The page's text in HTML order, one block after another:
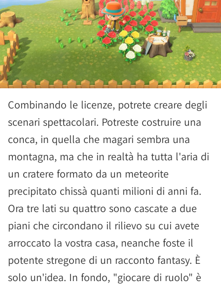
Combinando le licenze, potrete creare degli
scenari spettacolari. Potreste costruire una
conca, in quella che magari sembra una
montagna, ma che in realtà ha tutta l'aria di
un cratere formato da un meteorite
precipitato chissà quanti milioni di anni fa.
Ora tre lati su quattro sono cascate a due
piani che circondano il rilievo su cui avete
arroccato la vostra casa, neanche foste il
potente stregone di un racconto fantasy. È
solo un'idea. In fondo, "giocare di ruolo" è